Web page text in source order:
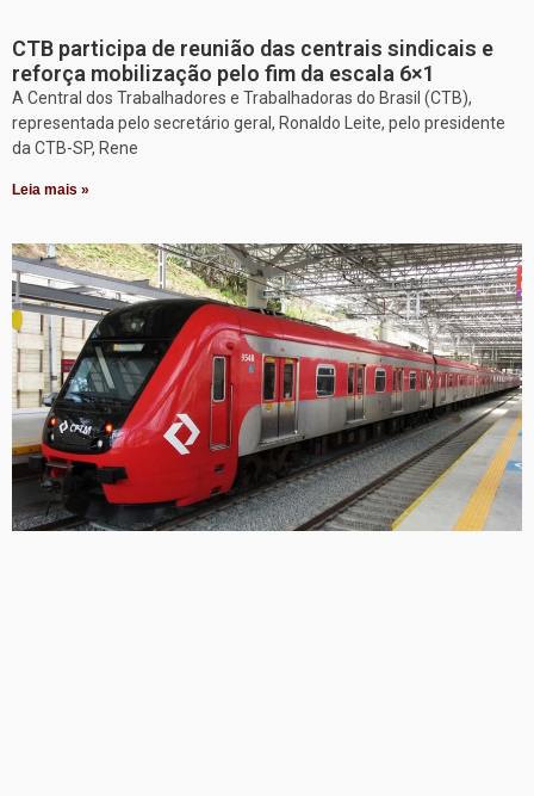
CTB participa de reunião das centrais sindicais e
reforça mobilização pelo fim da escala 6×1
A Central dos Trabalhadores e Trabalhadoras do Brasil (CTB),
representada pelo secretário geral, Ronaldo Leite, pelo presidente
da CTB-SP, Rene
Leia mais »